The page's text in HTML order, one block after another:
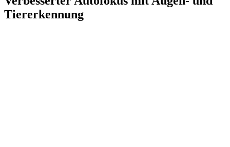
Tiererkennung